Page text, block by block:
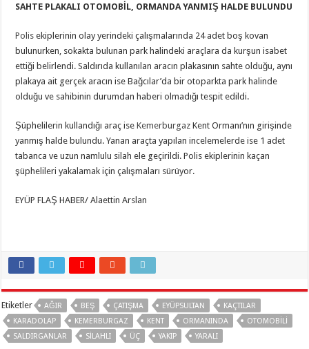
SAHTE PLAKALI OTOMOBİL, ORMANDA YANMIŞ HALDE BULUNDU
Polis ekiplerinin olay yerindeki çalışmalarında 24 adet boş kovan
bulunurken, sokakta bulunan park halindeki araçlara da kurşun isabet
ettiği belirlendi. Saldırıda kullanılan aracın plakasının sahte olduğu, aynı
plakaya ait gerçek aracın ise Bağcılar’da bir otoparkta park halinde
olduğu ve sahibinin durumdan haberi olmadığı tespit edildi.
Şüphelilerin kullandığı araç iseKemerburgaz Kent Ormanı’nın girişinde
yanmış halde bulundu. Yanan araçta yapılan incelemelerde ise 1 adet
tabanca ve uzun namlulu silah ele geçirildi. Polis ekiplerinin kaçan
şüphelileri yakalamak için çalışmaları sürüyor.
EYÜP FLAŞ HABER/ Alaettin Arslan
Etiketler AĞIR BEŞ ÇATIŞMA EYÜPSULTAN
KAÇTILAR
KARADOLAP
KEMERBURGAZ KENT ORMANINDA
OTOMOBILI
SALDIRGANLAR
SILAHLI ÜÇ YAKIP YARALI